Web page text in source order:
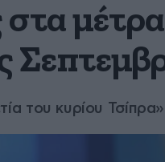
του κυρίου Τσίπρα»